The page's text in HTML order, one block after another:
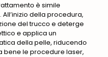
è simile
All’inizio della procedura,
del trucco e deterge
e applica un
della pelle, riducendo
bene le procedure laser,